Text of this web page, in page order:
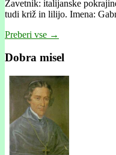
Zavetnik: italijanske
tudi križ in lilijo. Imena:
Preberi vse →
Dobra misel